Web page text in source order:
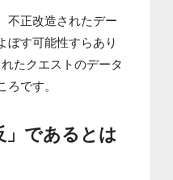
不正改造されたデー
ぼす可能性すらあり
たクエストのデータ
です。
であるとは